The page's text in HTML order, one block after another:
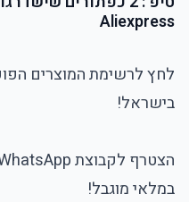
Aliexpress
לחץ לרשימת המוצרים
בישראל!
במלאי מוגבל!